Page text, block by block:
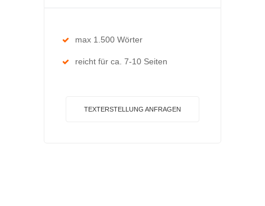
max 1.500 Wörter
reicht für ca. 7-10 Seiten
TEXTERSTELLUNG ANFRAGEN